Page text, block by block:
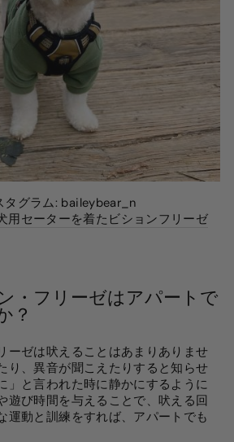
タグラム: baileybear_n
用セーターを着たビションフリーゼ
・フリーゼはアパートで
？
ーゼは吠えることはあまりありませ
り、異音が聞こえたりすると知らせ
」と言われた時に静かにするように
遊び時間を与えることで、吠える回
運動と訓練をすれば、アパートでも